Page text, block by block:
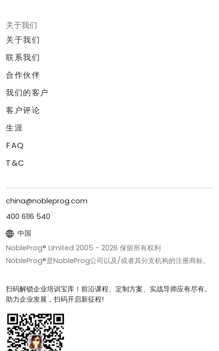
关于我们
关于我们
联系我们
合作伙伴
我们的客户
客户评论
生涯
FAQ
T&C
china@nobleprog.com
400 6116 540
中国
NobleProg® Limited 2005 - 2026 保留所有权利
NobleProg®是NobleProg公司以及/或者其分支机构的注册商标。
扫码解锁企业培训宝库！前沿课程、定制方案、实战导师应有尽有。
助力企业发展，扫码开启新征程!